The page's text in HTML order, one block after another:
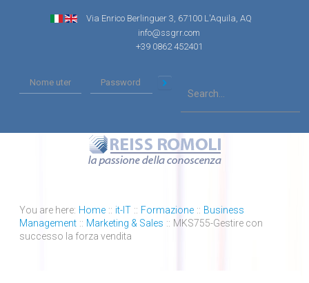
Via Enrico Berlinguer 3, 67100 L'Aquila, AQ
info@ssgrr.com
+39 0862 452401
You are here: Home :: it-IT :: Formazione :: Business
Management :: Marketing & Sales :: MKS755-Gestire con
successo la forza vendita